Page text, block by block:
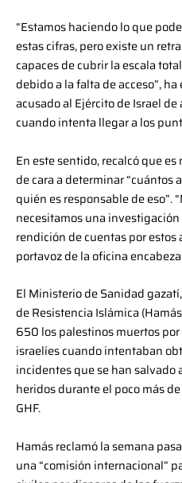
“Estamos haciendo lo que
estas cifras, pero existe un
capaces de cubrir la escala
debido a la falta de acceso”,
acusado al Ejército de Israel
cuando intenta llegar a los
En este sentido, recalcó que
de cara a determinar
quién es responsable de eso”.
necesitamos una
rendición de cuentas por estos
portavoz de la oficina
El Ministerio de Sanidad
de Resistencia Islámica
650 los palestinos muertos
israelíes cuando intentaban
incidentes que se han salvado
heridos durante el poco más
GHF.
Hamás reclamó la semana
una “comisión internacional”